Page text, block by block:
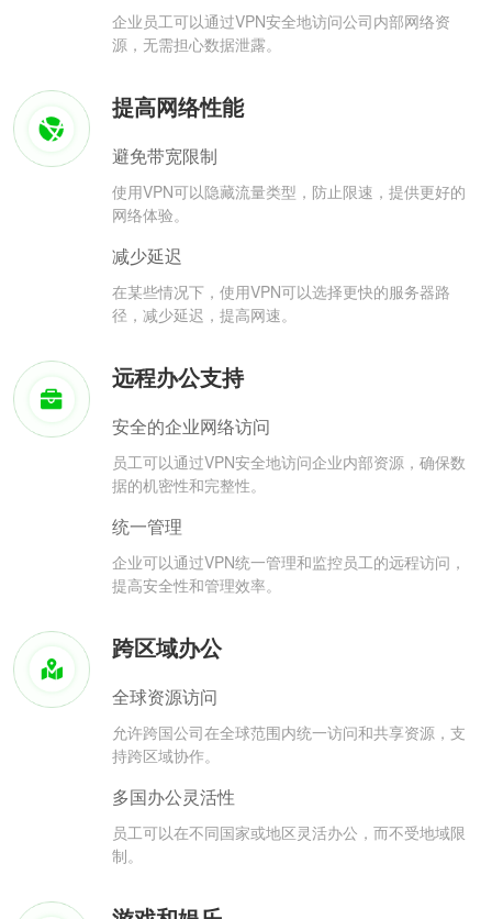
企业员工可以通过VPN安全地访问公司内部网络资
源，无需担心数据泄露。
提高网络性能
避免带宽限制
使用VPN可以隐藏流量类型，防止限速，提供更好的
网络体验。
减少延迟
在某些情况下，使用VPN可以选择更快的服务器路
径，减少延迟，提高网速。
远程办公支持
安全的企业网络访问
员工可以通过VPN安全地访问企业内部资源，确保数
据的机密性和完整性。
统一管理
企业可以通过VPN统一管理和监控员工的远程访问，
提高安全性和管理效率。
跨区域办公
全球资源访问
允许跨国公司在全球范围内统一访问和共享资源，支
持跨区域协作。
多国办公灵活性
员工可以在不同国家或地区灵活办公，而不受地域限
制。